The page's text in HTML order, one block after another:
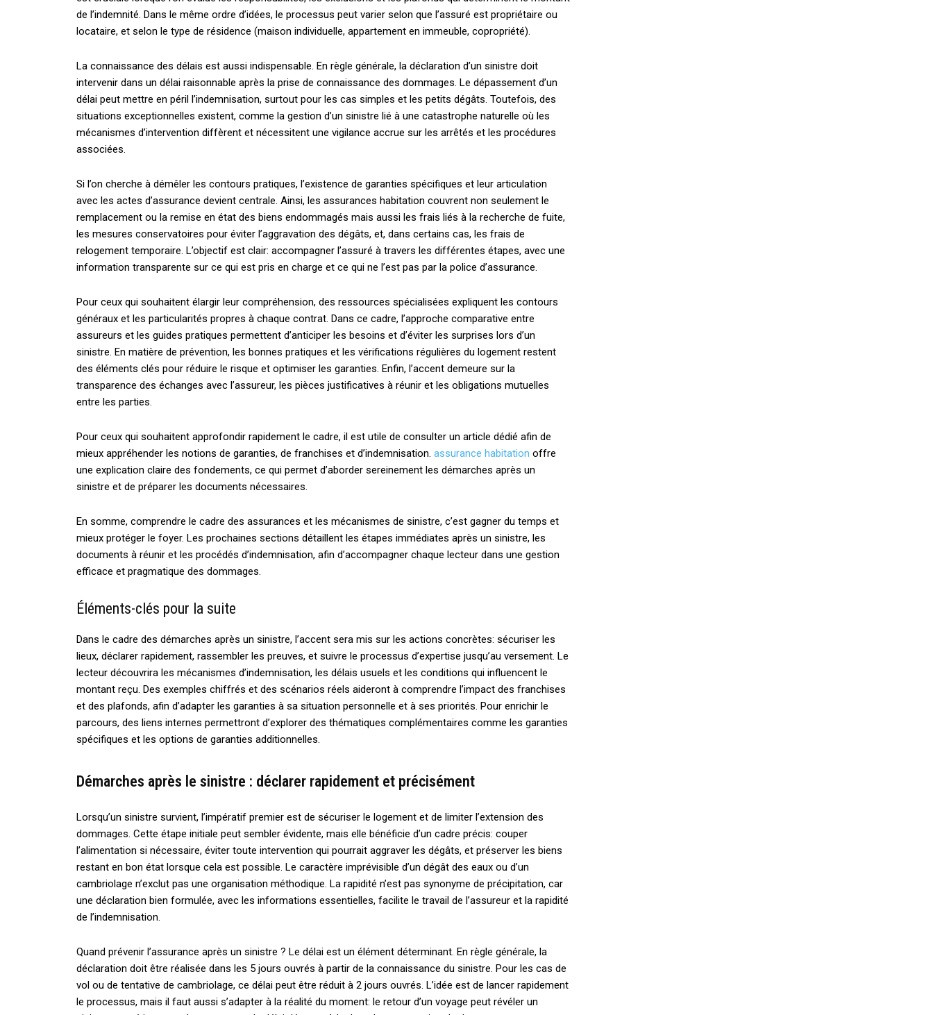
de l’indemnité. Dans le même ordre d’idées, le processus peut varier selon que l’assuré est propriétaire ou
locataire, et selon le type de résidence (maison individuelle, appartement en immeuble, copropriété).
La connaissance des délais est aussi indispensable. En règle générale, la déclaration d’un sinistre doit
intervenir dans un délai raisonnable après la prise de connaissance des dommages. Le dépassement d’un
délai peut mettre en péril l’indemnisation, surtout pour les cas simples et les petits dégâts. Toutefois, des
situations exceptionnelles existent, comme la gestion d’un sinistre lié à une catastrophe naturelle où les
mécanismes d’intervention diffèrent et nécessitent une vigilance accrue sur les arrêtés et les procédures
associées.
Si l’on cherche à démêler les contours pratiques, l’existence de garanties spécifiques et leur articulation
avec les actes d’assurance devient centrale. Ainsi, les assurances habitation couvrent non seulement le
remplacement ou la remise en état des biens endommagés mais aussi les frais liés à la recherche de fuite,
les mesures conservatoires pour éviter l’aggravation des dégâts, et, dans certains cas, les frais de
relogement temporaire. L’objectif est clair: accompagner l’assuré à travers les différentes étapes, avec une
information transparente sur ce qui est pris en charge et ce qui ne l’est pas par la police d’assurance.
Pour ceux qui souhaitent élargir leur compréhension, des ressources spécialisées expliquent les contours
généraux et les particularités propres à chaque contrat. Dans ce cadre, l’approche comparative entre
assureurs et les guides pratiques permettent d’anticiper les besoins et d’éviter les surprises lors d’un
sinistre. En matière de prévention, les bonnes pratiques et les vérifications régulières du logement restent
des éléments clés pour réduire le risque et optimiser les garanties. Enfin, l’accent demeure sur la
transparence des échanges avec l’assureur, les pièces justificatives à réunir et les obligations mutuelles
entre les parties.
Pour ceux qui souhaitent approfondir rapidement le cadre, il est utile de consulter un article dédié afin de
mieux appréhender les notions de garanties, de franchises et d’indemnisation. assurance habitation offre
une explication claire des fondements, ce qui permet d’aborder sereinement les démarches après un
sinistre et de préparer les documents nécessaires.
En somme, comprendre le cadre des assurances et les mécanismes de sinistre, c’est gagner du temps et
mieux protéger le foyer. Les prochaines sections détaillent les étapes immédiates après un sinistre, les
documents à réunir et les procédés d’indemnisation, afin d’accompagner chaque lecteur dans une gestion
efficace et pragmatique des dommages.
Éléments-clés pour la suite
Dans le cadre des démarches après un sinistre, l’accent sera mis sur les actions concrètes: sécuriser les
lieux, déclarer rapidement, rassembler les preuves, et suivre le processus d’expertise jusqu’au versement. Le
lecteur découvrira les mécanismes d’indemnisation, les délais usuels et les conditions qui influencent le
montant reçu. Des exemples chiffrés et des scénarios réels aideront à comprendre l’impact des franchises
et des plafonds, afin d’adapter les garanties à sa situation personnelle et à ses priorités. Pour enrichir le
parcours, des liens internes permettront d’explorer des thématiques complémentaires comme les garanties
spécifiques et les options de garanties additionnelles.
Démarches après le sinistre : déclarer rapidement et précisément
Lorsqu’un sinistre survient, l’impératif premier est de sécuriser le logement et de limiter l’extension des
dommages. Cette étape initiale peut sembler évidente, mais elle bénéficie d’un cadre précis: couper
l’alimentation si nécessaire, éviter toute intervention qui pourrait aggraver les dégâts, et préserver les biens
restant en bon état lorsque cela est possible. Le caractère imprévisible d’un dégât des eaux ou d’un
cambriolage n’exclut pas une organisation méthodique. La rapidité n’est pas synonyme de précipitation, car
une déclaration bien formulée, avec les informations essentielles, facilite le travail de l’assureur et la rapidité
de l’indemnisation.
Quand prévenir l’assurance après un sinistre ? Le délai est un élément déterminant. En règle générale, la
déclaration doit être réalisée dans les 5 jours ouvrés à partir de la connaissance du sinistre. Pour les cas de
vol ou de tentative de cambriolage, ce délai peut être réduit à 2 jours ouvrés. L’idée est de lancer rapidement
le processus, mais il faut aussi s’adapter à la réalité du moment: le retour d’un voyage peut révéler un